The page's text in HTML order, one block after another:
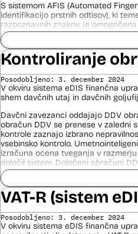
S sistemom AFIS (Automated
identifikacijo prstnih odtisov), ki
razpoznavnih znakov, je
Viri:
Brošura 60 let informacijsko
Odgovor na zahtevo za dostop do
Kontroliranje
Posodobljeno: 3. december 2024
V okviru sistema eDIS finančna
shem davčnih utaj in davčnih
Davčni zavezanci oddajajo DDV
obračun DDV se prenese v zaledni
kontrole zaznajo izbrano
vsebinsko kontrolo.
izračuna ocena tveganja v
določil sistem. Določeni obračuni
zaradi višine tveganosti, ki jo
v pregled.
Izdelava modelov poteka z
število modelov (več kot 1000),
izbere enega, ki se ga potem uporabi
VAT-R (sistem
Posodobljeno: 3. december 2024
V okviru sistema eDIS finančna